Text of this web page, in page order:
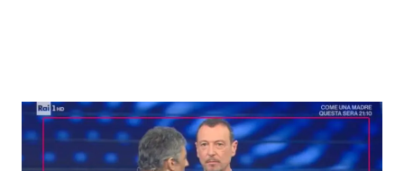
Benessere Cucina e Ricette